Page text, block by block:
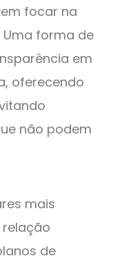
focar na
forma de
em
oferecendo
não podem
mais
de